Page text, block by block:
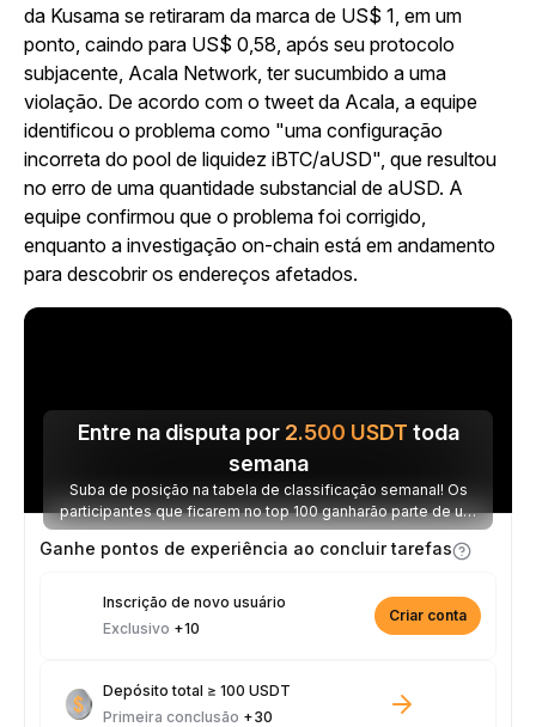
da Kusama se retiraram da marca de US$ 1, em um
ponto, caindo para US$ 0,58, após seu protocolo
subjacente, Acala Network, ter sucumbido a uma
violação. De acordo com o tweet da Acala, a equipe
identificou o problema como "uma configuração
incorreta do pool de liquidez iBTC/aUSD", que resultou
no erro de uma quantidade substancial de aUSD. A
equipe confirmou que o problema foi corrigido,
enquanto a investigação on-chain está em andamento
para descobrir os endereços afetados.
Entre na disputa por 2.500 USDT toda
semana
Suba de posição na tabela de classificação semanal! Os
participantes que ficarem no top 100 ganharão parte de um
prêmio de 2.500 USDT toda semana.
Ganhe pontos de experiência ao concluir tarefas
Inscrição de novo usuário
Exclusivo +10
Criar conta
Depósito total ≥ 100 USDT
Primeira conclusão +30